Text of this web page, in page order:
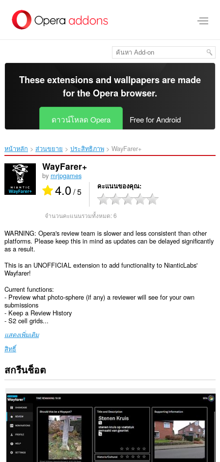
These extensions and wallpapers are made
for theOpera browser.
ดาวน์โหลด Opera Free for Android
หน้าหลัก ส่วนขยาย ประสิทธิภาพ WayFarer+‎
WayFarer+
by mrjpgames
4.0/ 5 คะแนนของคุณ
จำนวนคะแนนรวมทั้งหมด:6
WARNING: Opera's review team is slower and less consistent than other
platforms. Please keep this in mind as updates can be delayed significantly
as a result.
This is an UNOFFICIAL extension to add functionality to NianticLabs'
Wayfarer!
Current functions:
- Preview what photo-sphere (if any) a reviewer will see for your own
submissions
- Keep a Review History
- S2 cell grids...
แสดงเพิ่มเติม
สิทธิ์
ส่วน
ขยาย
สามารถ
เข้า
ถึง
ข้อมูล
ของ
คุณ
ใน
บาง
เว็บไซต์
สกรีนช็อต